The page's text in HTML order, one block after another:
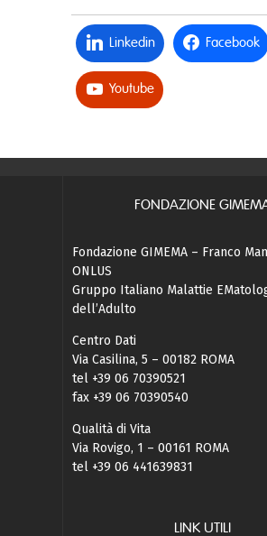
Linkedin Facebook
Youtube
FONDAZIONE
Fondazione GIMEMA – Franco
ONLUS
Gruppo Italiano Malattie
dell’Adulto
Centro Dati
Via Casilina, 5 – 00182 ROMA
tel +39 06 70390521
fax +39 06 70390540
Qualità di Vita
Via Rovigo, 1 – 00161 ROMA
tel +39 06 441639831
LINK UTILI